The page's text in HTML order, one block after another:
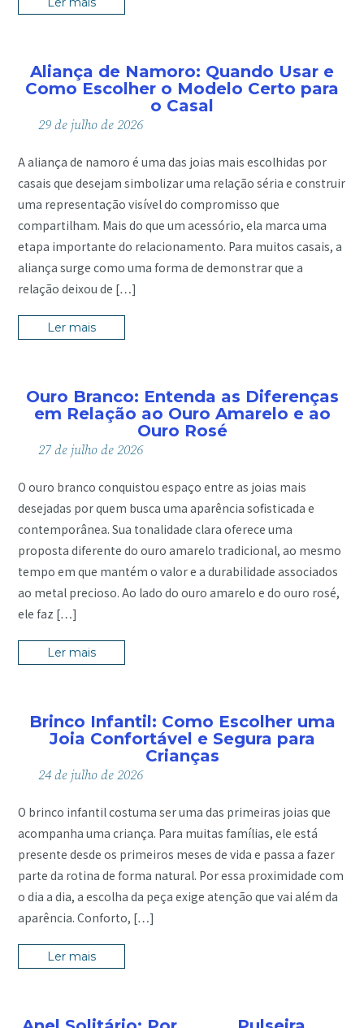
Aliança de Namoro: Quando Usar e
Como Escolher o Modelo Certo para
o Casal
29de julhode2026
A aliança de namoro é uma das joias mais escolhidas por
casais que desejam simbolizar uma relação séria e construir
uma representação visível do compromisso que
compartilham. Mais do que um acessório, ela marca uma
etapa importante do relacionamento. Para muitos casais, a
aliança surge como uma forma de demonstrar que a
relação deixou de […]
Ler mais
Ouro Branco: Entenda as Diferenças
em Relação ao Ouro Amarelo e ao
Ouro Rosé
27de julhode2026
O ouro branco conquistou espaço entre as joias mais
desejadas por quem busca uma aparência sofisticada e
contemporânea. Sua tonalidade clara oferece uma
proposta diferente do ouro amarelo tradicional, ao mesmo
tempo em que mantém o valor e a durabilidade associados
ao metal precioso. Ao lado do ouro amarelo e do ouro rosé,
ele faz […]
Ler mais
Brinco Infantil: Como Escolher uma
Joia Confortável e Segura para
Crianças
24de julhode2026
O brinco infantil costuma ser uma das primeiras joias que
acompanha uma criança. Para muitas famílias, ele está
presente desde os primeiros meses de vida e passa a fazer
parte da rotina de forma natural. Por essa proximidade com
o dia a dia, a escolha da peça exige atenção que vai além da
aparência. Conforto, […]
Ler mais